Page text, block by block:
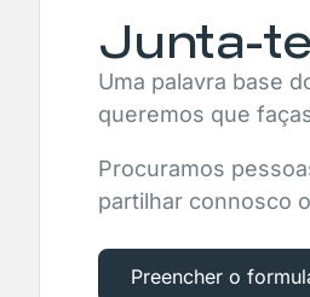
Junta-
Uma palavra base
queremos que
Procuramos
partilhar connosco
Preencher o